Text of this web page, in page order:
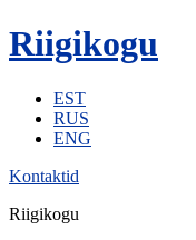
Riigikogu
EST
RUS
ENG
Kontaktid
Riigikogu